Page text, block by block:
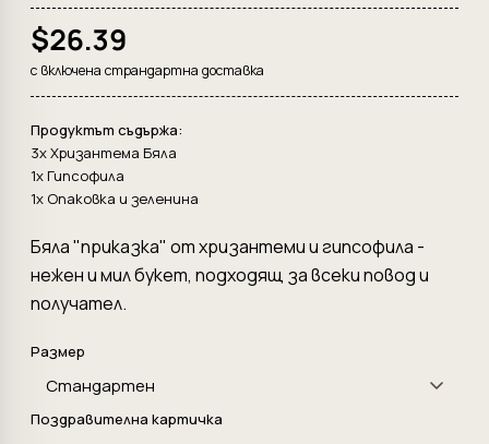
$26.39
с включена страндартна доставка
Продуктът съдържа:
3x Хризантема Бяла
1x Гипсофила
1x Опаковка и зеленина
Бяла "приказка" от хризантеми и гипсофила -
нежен и мил букет, подходящ за всеки повод и
получател.
Размер
Поздравителна картичка